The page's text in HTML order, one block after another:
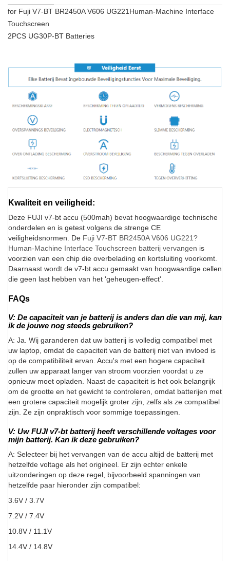
for Fuji V7-BT BR2450A V606 UG221Human-Machine Interface
Touchscreen
2PCS UG30P-BT Batteries
Kwaliteit en veiligheid:
Deze FUJI v7-bt accu (500mah) bevat hoogwaardige technische
onderdelen en is getest volgens de strenge CE
veiligheidsnormen. De Fuji V7-BT BR2450A V606 UG221?
Human-Machine Interface Touchscreen batterij vervangen is
voorzien van een chip die overbelading en kortsluiting voorkomt.
Daarnaast wordt de v7-bt accu gemaakt van hoogwaardige cellen
die geen last hebben van het 'geheugen-effect'.
FAQs
V: De capaciteit van je batterij is anders dan die van mij, kan
ik de jouwe nog steeds gebruiken?
A: Ja. Wij garanderen dat uw batterij is volledig compatibel met
uw laptop, omdat de capaciteit van de batterij niet van invloed is
op de compatibiliteit ervan. Accu's met een hogere capaciteit
zullen uw apparaat langer van stroom voorzien voordat u ze
opnieuw moet opladen. Naast de capaciteit is het ook belangrijk
om de grootte en het gewicht te controleren, omdat batterijen met
een grotere capaciteit mogelijk groter zijn, zelfs als ze compatibel
zijn. Ze zijn onpraktisch voor sommige toepassingen.
V: Uw FUJI v7-bt batterij heeft verschillende voltages voor
mijn batterij. Kan ik deze gebruiken?
A: Selecteer bij het vervangen van de accu altijd de batterij met
hetzelfde voltage als het origineel. Er zijn echter enkele
uitzonderingen op deze regel, bijvoorbeeld spanningen van
hetzelfde paar hieronder zijn compatibel:
3.6V / 3.7V
7.2V / 7.4V
10.8V / 11.1V
14.4V / 14.8V